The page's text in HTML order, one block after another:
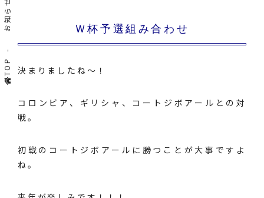
TOP
お知らせ Ｗ杯予選組み合わせ
決まりましたね～！
コロンビア、ギリシャ、コートジボアールとの対
戦。
初戦のコートジボアールに勝つことが大事ですよ
ね。